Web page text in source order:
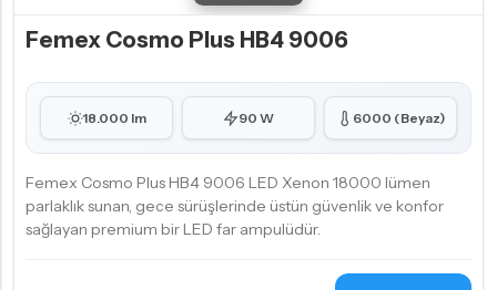
Femex Cosmo Plus HB4 9006
18.000 lm 90 W 6000 (Beyaz)
Femex Cosmo Plus HB4 9006 LED Xenon 18000 lümen
parlaklık sunan, gece sürüşlerinde üstün güvenlik ve konfor
sağlayan premium bir LED far ampulüdür.